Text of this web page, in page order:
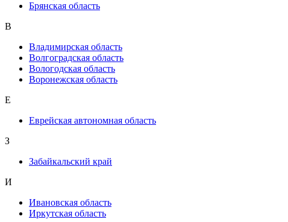
Брянская область
В
Владимирская область
Волгоградская область
Вологодская область
Воронежская область
Е
Еврейская автономная область
З
Забайкальский край
И
Ивановская область
Иркутская область